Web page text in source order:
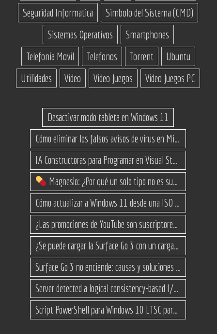
Seguridad Informatica
Simbolo del Sistema (CMD)
Sistemas Operativos
Smartphones
Telefonia Movil
Telefonos Torrent
Ubuntu
Utilidades
Video Video Juegos Video Juegos PC
Desactivar modo tableta en Windows 11
Cómo eliminar los falsos avisos de virus en Microsoft Edge
IA Constructoras para Programar en Visual Studio con C#
Magnesio: ¿Por qué un solo tipo no es suficiente? (Guía de variantes)
Cómo actualizar a Windows 11 desde una ISO en equipos no compatibles
¿Las promociones de YouTube son suscriptores reales o bots? Esta es la Verdad
¿Se puede cargar la Surface Go 3 con un cargador USB-C de teléfono?
Surface Go 3 no enciende: causas y soluciones paso a paso para que arranque
Server detected a logical consistency-based I/O error: incorrect pageid
Script PowerShell para Windows 10 LTSC para recuperar espacio